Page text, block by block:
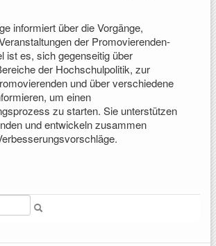
informiert über die Vorgänge,
der Promovierenden-
ist es, sich gegenseitig über
der Hochschulpolitik, zur
und über verschiedene
um einen
zu starten. Sie unterstützen
und entwickeln zusammen